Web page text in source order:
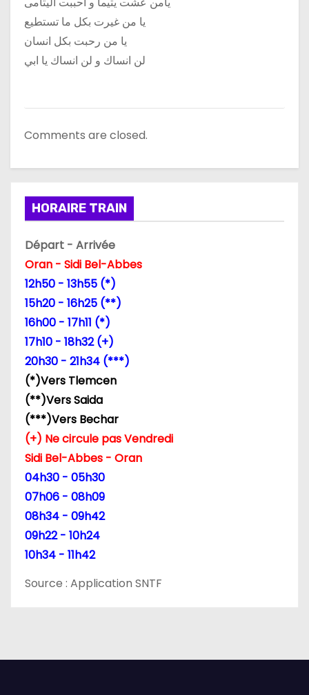
r
t
c
e
يا من غيرت بكل ما تستطيع
يا من رحبت بكل انسان
لن انساك و لن انساك يا ابي
Comments are closed.
HORAIRE TRAIN
Départ - Arrivée
Oran - Sidi Bel-Abbes
12h50 - 13h55 (*)
15h20 - 16h25 (**)
16h00 - 17h11 (*)
17h10 - 18h32 (+)
20h30 - 21h34 (***)
(*)Vers Tlemcen
(**)Vers Saida
(***)Vers Bechar
(+) Ne circule pas Vendredi
Sidi Bel-Abbes - Oran
04h30 - 05h30
07h06 - 08h09
08h34 - 09h42
09h22 - 10h24
10h34 - 11h42
Source : Application SNTF